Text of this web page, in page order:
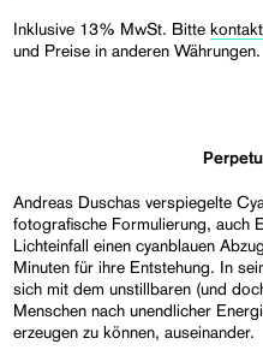
Inklusive 13% MwSt. Bitte
und Preise in anderen Währungen.
Andreas Duschas verspiegelte
fotografische Formulierung, auch
Lichteinfall einen cyanblauen
Minuten für ihre Entstehung. In
sich mit dem unstillbaren (und
Menschen nach unendlicher
erzeugen zu können, auseinander.